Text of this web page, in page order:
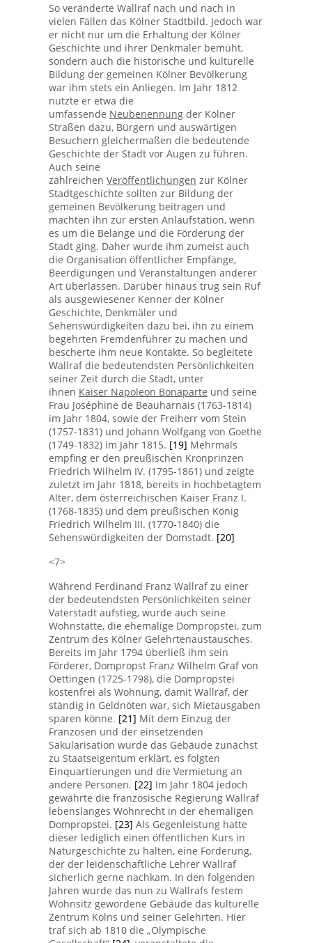
So veränderte Wallraf nach und nach in
vielen Fällen das Kölner Stadtbild. Jedoch war
er nicht nur um die Erhaltung der Kölner
Geschichte und ihrer Denkmäler bemüht,
sondern auch die historische und kulturelle
Bildung der gemeinen Kölner Bevölkerung
war ihm stets ein Anliegen. Im Jahr 1812
nutzte er etwa die
umfassende Neubenennungder Kölner
Straßen dazu, Bürgern und auswärtigen
Besuchern gleichermaßen die bedeutende
Geschichte der Stadt vor Augen zu führen.
Auch seine
zahlreichen Veröffentlichungen zur Kölner
Stadtgeschichte sollten zur Bildung der
gemeinen Bevölkerung beitragen und
machten ihn zur ersten Anlaufstation, wenn
es um die Belange und die Förderung der
Stadt ging. Daher wurde ihm zumeist auch
die Organisation öffentlicher Empfänge,
Beerdigungen und Veranstaltungen anderer
Art überlassen. Darüber hinaus trug sein Ruf
als ausgewiesener Kenner der Kölner
Geschichte, Denkmäler und
Sehenswürdigkeiten dazu bei, ihn zu einem
begehrten Fremdenführer zu machen und
bescherte ihm neue Kontakte. So begleitete
Wallraf die bedeutendsten Persönlichkeiten
seiner Zeit durch die Stadt, unter
ihnen Kaiser Napoleon Bonaparte und seine
Frau Joséphine de Beauharnais (1763-1814)
im Jahr 1804, sowie der Freiherr vom Stein
(1757-1831) und Johann Wolfgang von Goethe
(1749-1832) im Jahr 1815. [19] Mehrmals
empfing er den preußischen Kronprinzen
Friedrich Wilhelm IV. (1795-1861) und zeigte
zuletzt im Jahr 1818, bereits in hochbetagtem
Alter, dem österreichischen Kaiser Franz I.
(1768-1835) und dem preußischen König
Friedrich Wilhelm III. (1770-1840) die
Sehenswürdigkeiten der Domstadt. [20]
<7>
Während Ferdinand Franz Wallraf zu einer
der bedeutendsten Persönlichkeiten seiner
Vaterstadt aufstieg, wurde auch seine
Wohnstätte, die ehemalige Dompropstei, zum
Zentrum des Kölner Gelehrtenaustausches.
Bereits im Jahr 1794 überließ ihm sein
Förderer, Dompropst Franz Wilhelm Graf von
Oettingen (1725-1798), die Dompropstei
kostenfrei als Wohnung, damit Wallraf, der
ständig in Geldnöten war, sich Mietausgaben
sparen könne. [21] Mit dem Einzug der
Franzosen und der einsetzenden
Säkularisation wurde das Gebäude zunächst
zu Staatseigentum erklärt, es folgten
Einquartierungen und die Vermietung an
andere Personen. [22] Im Jahr 1804 jedoch
gewährte die französische Regierung Wallraf
lebenslanges Wohnrecht in der ehemaligen
Dompropstei. [23] Als Gegenleistung hatte
dieser lediglich einen öffentlichen Kurs in
Naturgeschichte zu halten, eine Forderung,
der der leidenschaftliche Lehrer Wallraf
sicherlich gerne nachkam. In den folgenden
Jahren wurde das nun zu Wallrafs festem
Wohnsitz gewordene Gebäude das kulturelle
Zentrum Kölns und seiner Gelehrten. Hier
traf sich ab 1810 die „Olympische